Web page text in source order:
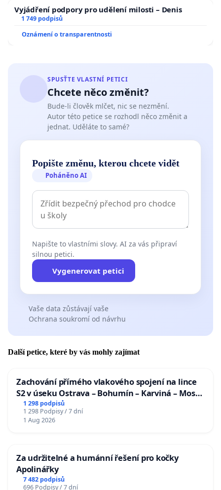
Vyjádření podpory pro udělení milosti – Denis
1 749 podpisů
Oznámení o transparentnosti
SPUSŤTE VLASTNÍ PETICI
Chcete něco změnit?
Bude-li člověk mlčet, nic se nezmění.
Autor této petice se rozhodl něco změnit a
jednat. Uděláte to samé?
Popište změnu, kterou chcete vidět
Poháněno AI
Napište to vlastními slovy. AI za vás připraví
silnou petici.
Vygenerovat petici
Vaše data zůstávají vaše
Ochrana soukromí od návrhu
Další petice, které by vás mohly zajímat
Zachování přímého vlakového spojení na lince
S2 v úseku Ostrava – Bohumín – Karviná – Mosty
u Jablunkova
1 298 podpisů
1 298 Podpisy / 7 dní
1 Aug 2026
Za udržitelné a humánní řešení pro kočky
Apolinářky
7 482 podpisů
696 Podpisy / 7 dní